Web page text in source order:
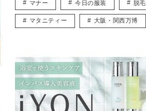
マナー 今日の服装 脱毛
マタニティー 大阪・関西万博